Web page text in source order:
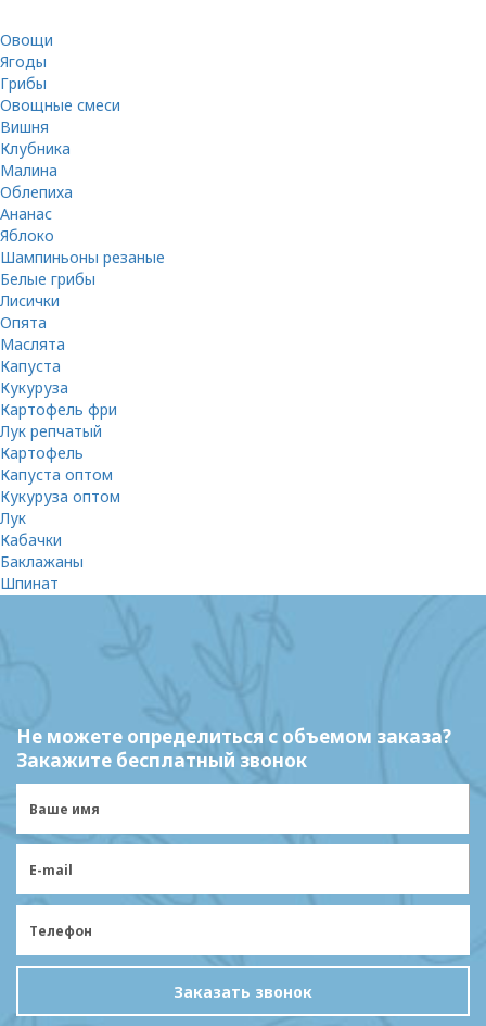
Овощи
Ягоды
Грибы
Овощные смеси
Вишня
Клубника
Малина
Облепиха
Ананас
Яблоко
Шампиньоны резаные
Белые грибы
Лисички
Опята
Маслята
Капуста
Кукуруза
Картофель фри
Лук репчатый
Картофель
Капуста оптом
Кукуруза оптом
Лук
Кабачки
Баклажаны
Шпинат
Не можете определиться с объемом заказа?
Закажите бесплатный звонок
Заказать звонок